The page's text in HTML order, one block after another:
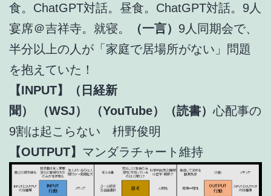
食。ChatGPT対話。昼食。ChatGPT対話。9人
宴席＠吉祥寺。就寝。
（一言） 9人同期会で、
半分以上の人が「家庭で居場所がない」問題
を抱えていた！
【INPUT】（日経新
聞）
（WSJ） （YouTube）（読書）心配事の
9割は起こらない 枡野俊明
【OUTPUT】 マンダラチャート維持